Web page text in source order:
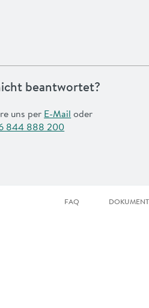
beantwortet?
uns per E-Mail oder
844 888 200
FAQ